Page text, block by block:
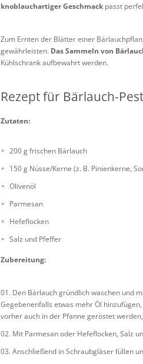
knoblauchartiger Geschmack passt
Zum Ernten der Blätter einer
gewährleisten. Das Sammeln von
Kühlschrank aufbewahrt werden.
Rezept für Bärlauch-
Zutaten:
200 g frischen Bärlauch
150 g Nüsse/Kerne (z. B. Pinienkerne,
Olivenöl
Parmesan
Hefeflocken
Salz und Pfeffer
Zubereitung:
Den Bärlauch gründlich waschen und
Gegebenenfalls etwas mehr Öl
vorher auch in der Pfanne geröstet
Mit Parmesan oder Hefeflocken, Salz
Anschließend in Schraubgläser füllen